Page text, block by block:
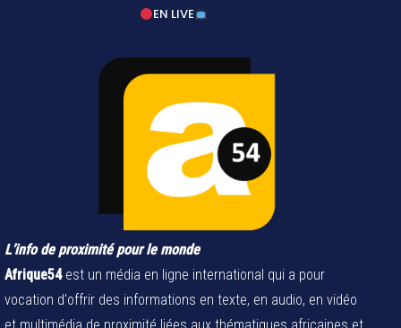
EN LIVE
L’info de proximité pour le monde
Afrique54est un média en ligne international qui a pour
vocation d'offrir des informations en texte, en audio, en vidéo
et multimédia de proximité liées aux thématiques africaines et